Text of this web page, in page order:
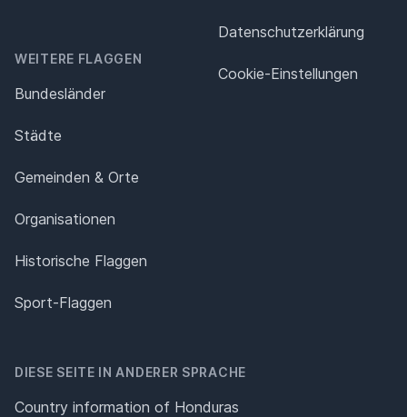
WEITERE FLAGGEN
Bundesländer
Städte
Gemeinden & Orte
Organisationen
Historische Flaggen
Sport-Flaggen
Datenschutz­erklärung
Cookie-Einstellungen
DIESE SEITE IN ANDERER SPRACHE
Country information of Honduras